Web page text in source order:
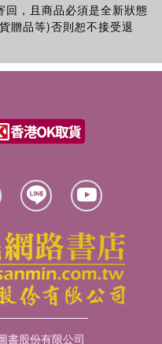
，且商品必須是全新狀態
贈品等)否則恕不接受退
書股份有限公司